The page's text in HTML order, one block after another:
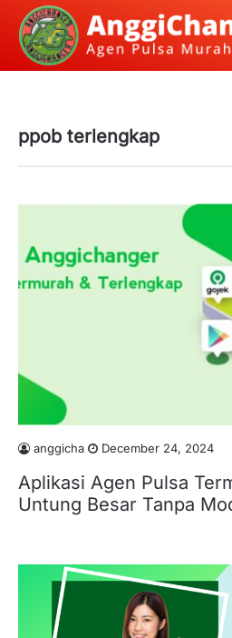
ppob terlengkap
anggicha December 24, 2024
Aplikasi Agen Pulsa
Untung Besar Tanpa